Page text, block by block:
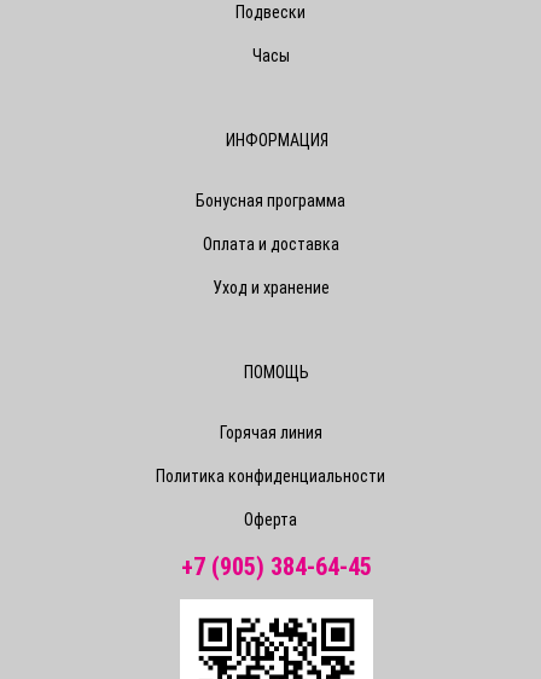
Подвески
Часы
ИНФОРМАЦИЯ
Бонусная программа
Оплата и доставка
Уход и хранение
ПОМОЩЬ
Горячая линия
Политика конфиденциальности
Оферта
+7 (905) 384-64-45